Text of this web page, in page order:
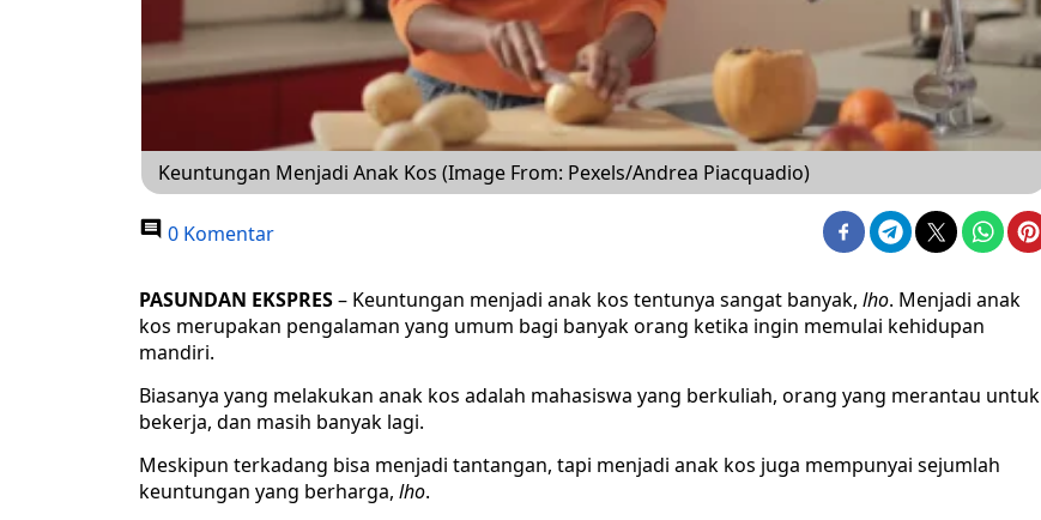
Keuntungan Menjadi Anak Kos (Image From: Pexels/Andrea Piacquadio)
0 Komentar
PASUNDAN EKSPRES– Keuntungan menjadi anak kos tentunya sangat banyak, lho. Menjadi anak
kos merupakan pengalaman yang umum bagi banyak orang ketika ingin memulai kehidupan
mandiri.
Biasanya yang melakukan anak kos adalah mahasiswa yang berkuliah, orang yang merantau untuk
bekerja, dan masih banyak lagi.
Meskipun terkadang bisa menjadi tantangan, tapi menjadi anak kos juga mempunyai sejumlah
keuntungan yang berharga, lho.